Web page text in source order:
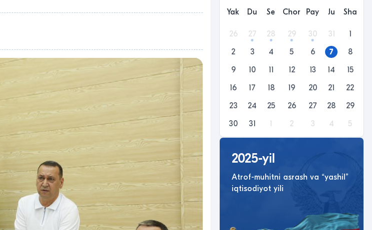
Yak Du Se Chor Pay Ju Sha
26 27 28 29 30 31
1
2
3 4 5 6 7
8
9
10 11 12 13 14
15
16
17 18 19 20 21
22
23
24 25 26 27 28
29
30
31 2 3 4 5
2025-yil
Atrof-muhitni asrash va “yashil”
iqtisodiyot yili